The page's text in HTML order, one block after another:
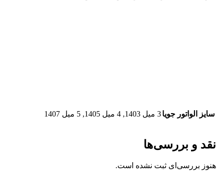
سایز الواتور جویا3 میل 1403, 4 میل 1405, 5 میل 1407
نقد و بررسی‌ها
هنوز بررسی‌ای ثبت نشده است.